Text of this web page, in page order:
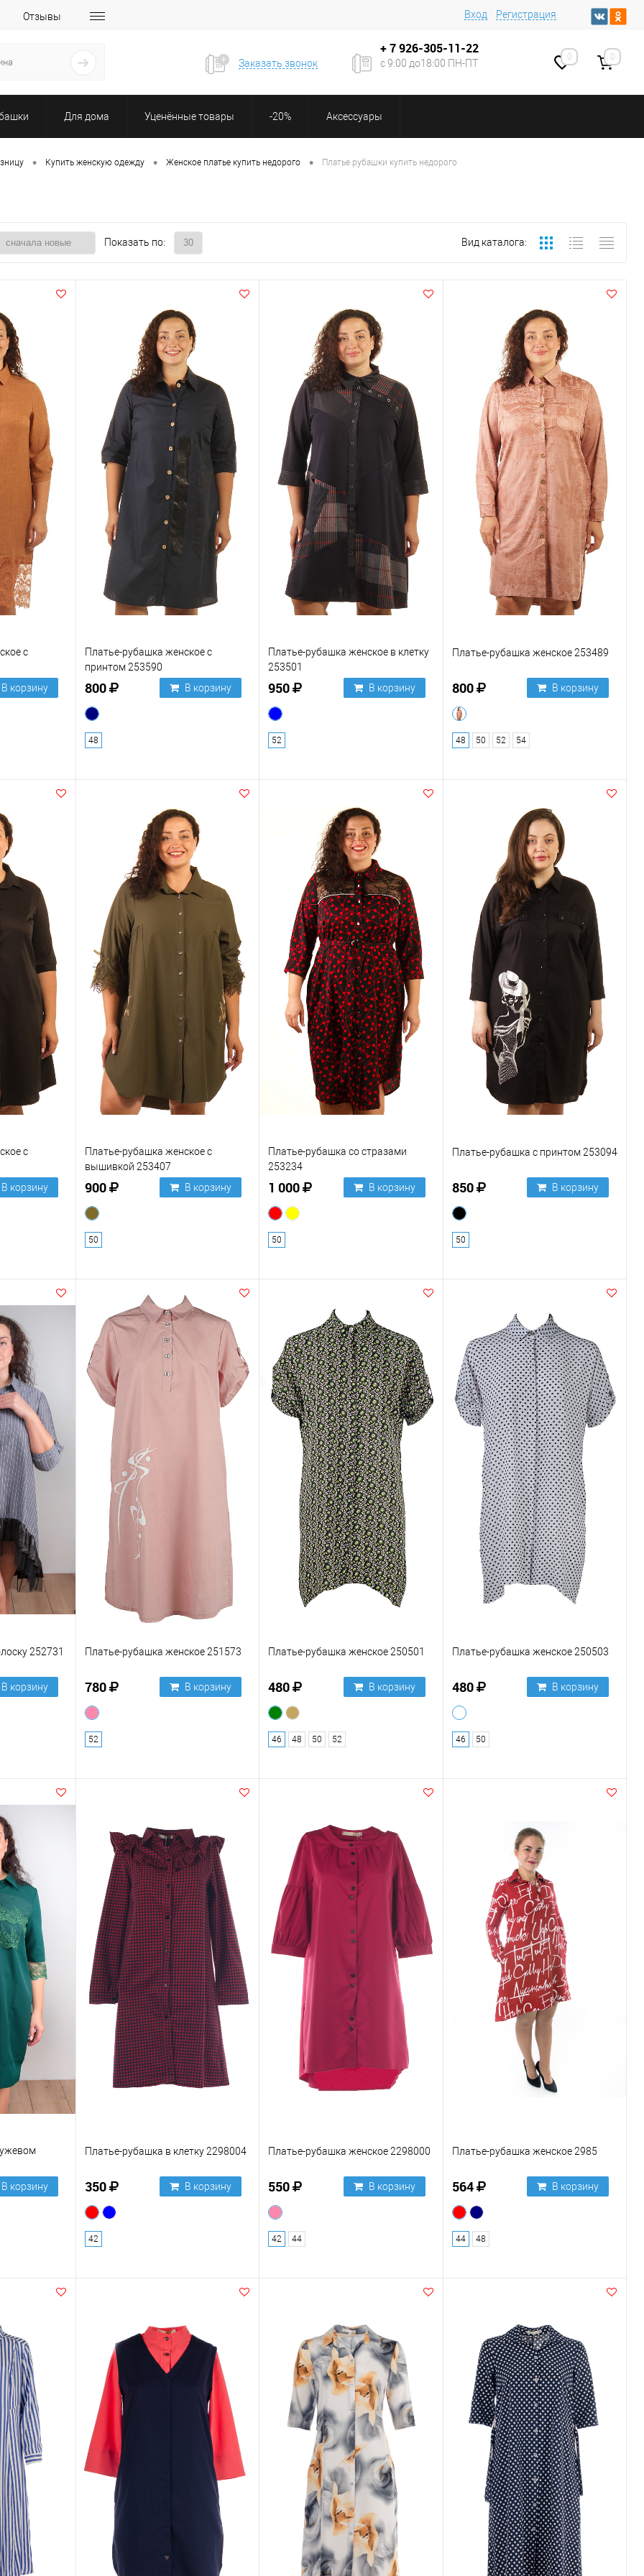
Отзывы Вход Регистрация
Заказать звонок
+ 7926-305-11-22
с 9:00 до18:00 ПН-ПТ
0 0
Для дома Уценённые товары -20% Аксессуары
• Купить женскую одежду • Женское платье купить недорого • Платье рубашки купить недорого
Показать по: Вид каталога:
с
В корзину
Платье-рубашка женское с
принтом 253590
800 В корзину
48
Платье-рубашка женское в клетку
253501
950 В корзину
52
Платье-рубашка женское 253489
800 В корзину
48 50 52 54
с
В корзину
Платье-рубашка женское с
вышивкой 253407
900 В корзину
50
Платье-рубашка со стразами
253234
1 000 В корзину
50
Платье-рубашка с принтом 253094
850 В корзину
50
252731
В корзину
Платье-рубашка женское 251573
780 В корзину
52
Платье-рубашка женское 250501
480 В корзину
46 48 50 52
Платье-рубашка женское 250503
480 В корзину
46 50
В корзину
Платье-рубашка в клетку 2298004
350 В корзину
42
Платье-рубашка женское 2298000
550 В корзину
42 44
Платье-рубашка женское 2985
564 В корзину
44 48